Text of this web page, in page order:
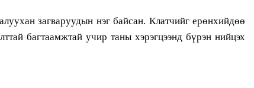
загваруудын нэг байсан. Клатчийг ерөнхийдөө
багтаамжтай учир таны хэрэгцээнд бүрэн нийцэх